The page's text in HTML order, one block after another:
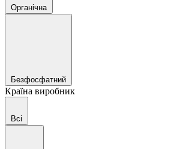
Органічна
Безфосфатний
Країна виробник
Всі